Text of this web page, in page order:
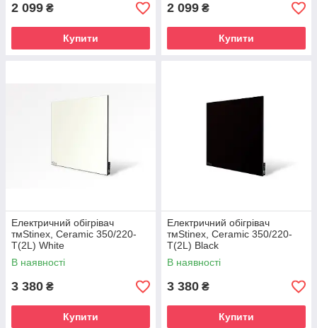
2 099 ₴
Купити
2 099 ₴
Купити
Електричний обігрівач
тмStinex, Ceramic 350/220-
T(2L) White
В наявності
3 380 ₴
Купити
Електричний обігрівач
тмStinex, Ceramic 350/220-
T(2L) Black
В наявності
3 380 ₴
Купити